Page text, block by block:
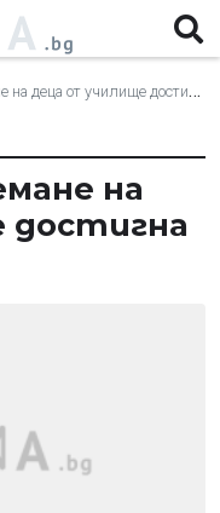
от училище достигна и Пазарджишко
на
достигна